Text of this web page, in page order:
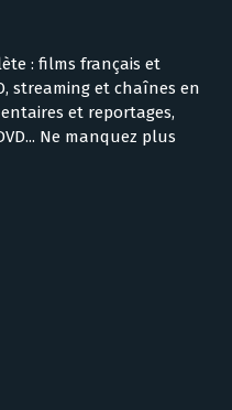
: films français et
streaming et chaînes en
et reportages,
Ne manquez plus